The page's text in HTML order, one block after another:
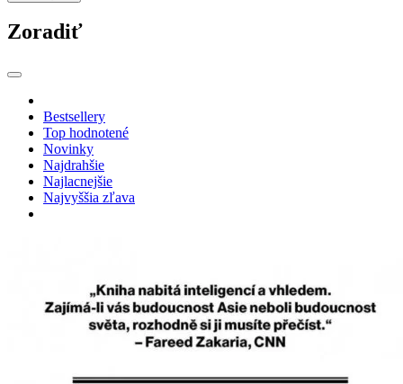
Zoradiť
Bestsellery
Top hodnotené
Novinky
Najdrahšie
Najlacnejšie
Najvyššia zľava